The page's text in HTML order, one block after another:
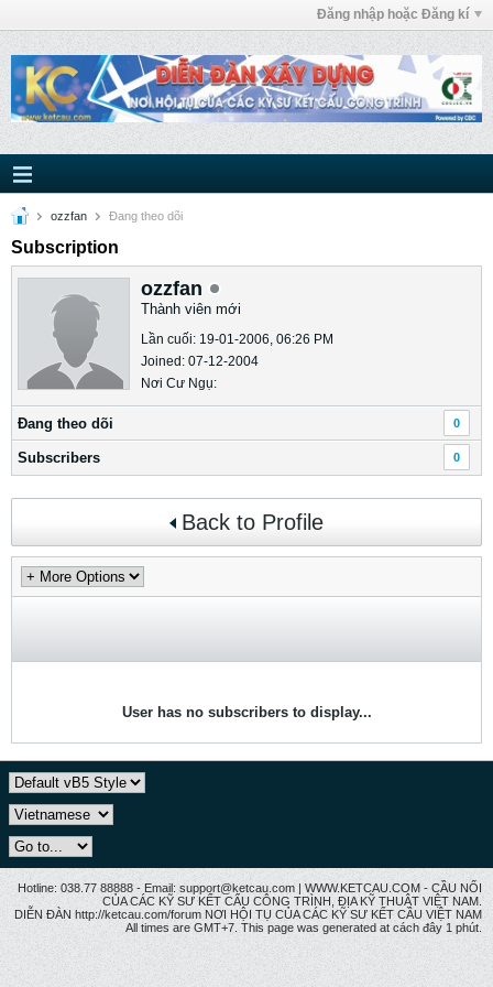
Đăng nhập hoặc Đăng kí
ozzfan Ðang theo dõi
Subscription
ozzfan
Thành viên mới
Lần cuối: 19-01-2006, 06:26 PM
Joined: 07-12-2004
Nơi Cư Ngụ:
Ðang theo dõi 0
Subscribers 0
Back to Profile
User has no subscribers to display...
Hotline: 038.77 88888 - Email: support@ketcau.com | WWW.KETCAU.COM - CẦU NỐI
CỦA CÁC KỸ SƯ KẾT CẤU CÔNG TRÌNH, ĐỊA KỸ THUẬT VIỆT NAM.
DIỄN ĐÀN http://ketcau.com/forum NƠI HỘI TỤ CỦA CÁC KỸ SƯ KẾT CÂU VIỆT NAM
All times are GMT+7. This page was generated at cách đây 1 phút.